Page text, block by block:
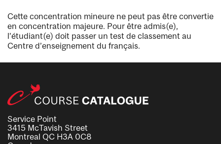
Cette concentration mineure ne peut pas être convertie
en concentration majeure. Pour être admis(e),
l’étudiant(e) doit passer un test de classement au
Centre d’enseignement du français.
Service Point
3415 McTavish Street
Montreal QC H3A 0C8